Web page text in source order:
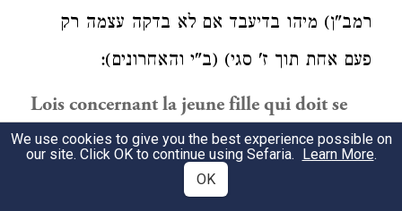
רמב"ן) מיהו בדיעבד אם לא בדקה עצמה רק
פעם אחת תוך ז' סגי) (ב"י והאחרונים):
Lois concernant la jeune fille qui doit se
marier.
Lorsqu’une jeune fille demandée en mariage
accepte cette demande, elle doit attendre
We use cookies to give you the best experience possible on
our site. Click OK to continue using Sefaria. Learn More.
OK